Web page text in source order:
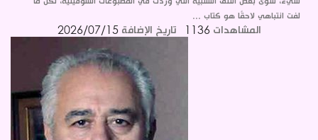
لفت انتباهي لاحقًا هو كتاب ...
المشاهدات 1136 تاريخ الإضافة 2026/07/15